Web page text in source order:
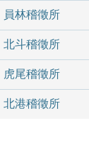
員林稽徵所
北斗稽徵所
虎尾稽徵所
北港稽徵所